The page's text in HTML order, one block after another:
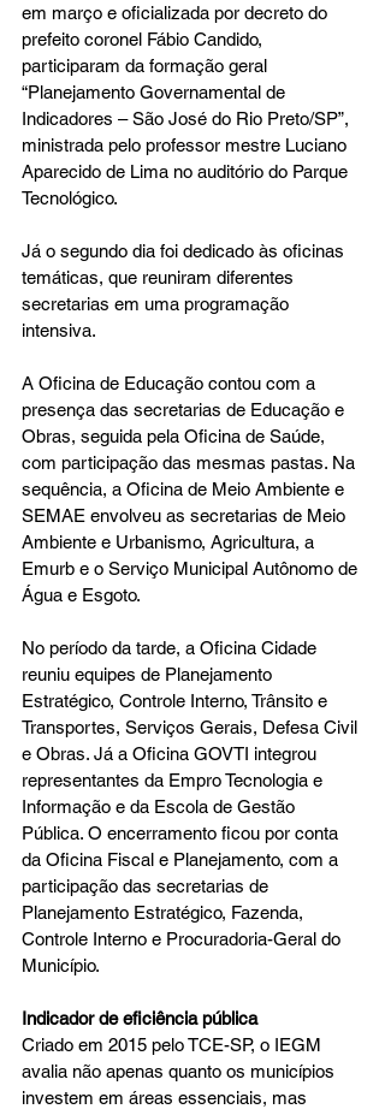
em março e oficializada por decreto do
prefeito coronel Fábio Candido,
participaram da formação geral
“Planejamento Governamental de
Indicadores – São José do Rio Preto/SP”,
ministrada pelo professor mestre Luciano
Aparecido de Lima no auditório do Parque
Tecnológico.
Já o segundo dia foi dedicado às oficinas
temáticas, que reuniram diferentes
secretarias em uma programação
intensiva.
A Oficina de Educação contou com a
presença das secretarias de Educação e
Obras, seguida pela Oficina de Saúde,
com participação das mesmas pastas. Na
sequência, a Oficina de Meio Ambiente e
SEMAE envolveu as secretarias de Meio
Ambiente e Urbanismo, Agricultura, a
Emurb e o Serviço Municipal Autônomo de
Água e Esgoto.
No período da tarde, a Oficina Cidade
reuniu equipes de Planejamento
Estratégico, Controle Interno, Trânsito e
Transportes, Serviços Gerais, Defesa Civil
e Obras. Já a Oficina GOVTI integrou
representantes da Empro Tecnologia e
Informação e da Escola de Gestão
Pública. O encerramento ficou por conta
da Oficina Fiscal e Planejamento, com a
participação das secretarias de
Planejamento Estratégico, Fazenda,
Controle Interno e Procuradoria-Geral do
Município.
Indicador de eficiência pública
Criado em 2015 pelo TCE-SP, o IEGM
avalia não apenas quanto os municípios
investem em áreas essenciais, mas